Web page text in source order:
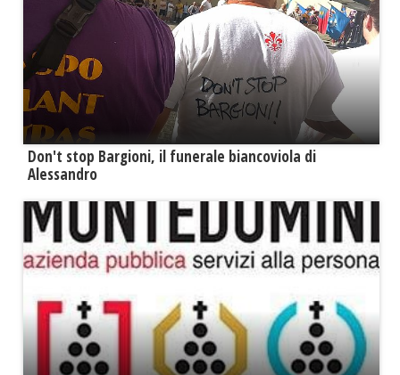
Don't stop Bargioni, il funerale biancoviola di
Alessandro